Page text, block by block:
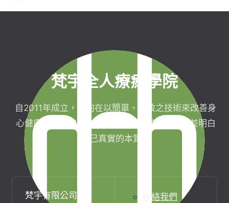
梵宇全人療癒學院
自2011年成立，目的在以簡單、有效之技術來改善身
心健康，協助完成生命目標與實現靈性生活，並明白
自己真實的本質。
梵宇有限公司
聯絡我們